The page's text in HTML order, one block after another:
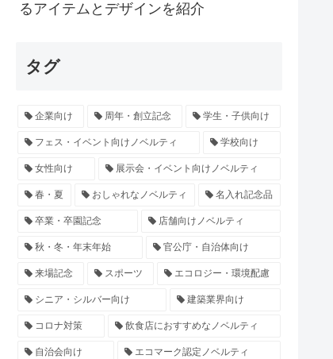
るアイテムとデザインを紹介
タグ
企業向け 周年・創立記念 学生・子供向け
フェス・イベント向けノベルティ 学校向け
女性向け 展示会・イベント向けノベルティ
春・夏 おしゃれなノベルティ 名入れ記念品
卒業・卒園記念 店舗向けノベルティ
秋・冬・年末年始 官公庁・自治体向け
来場記念 スポーツ エコロジー・環境配慮
シニア・シルバー向け 建築業界向け
コロナ対策 飲食店におすすめなノベルティ
自治会向け エコマーク認定ノベルティ